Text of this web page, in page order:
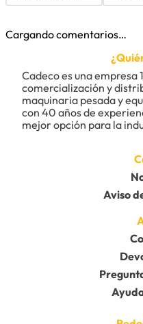
Cargando comentarios…
Cadeco es una empresa
comercialización y
maquinaria pesada y
con 40 años de
mejor opción para la
Aviso